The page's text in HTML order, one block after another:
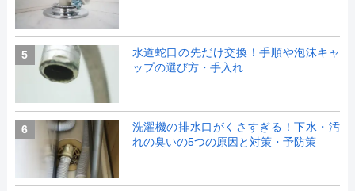
5
水道蛇口の先だけ交換！手順や泡沫キャ
ップの選び方・手入れ
6
洗濯機の排水口がくさすぎる！下水・汚
れの臭いの5つの原因と対策・予防策